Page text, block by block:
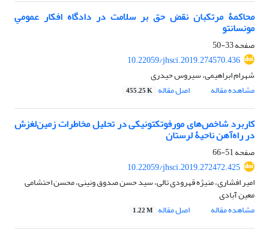
محاکمۀ مرتکبان نقض حق بر سلامت در دادگاه افکار عمومیِ
مونسانتو
صفحه33-50
10.22059/jhsci.2019.274570.436
شهرام ابراهیمی، سیروس حیدری
مشاهده مقاله
اصل مقاله 455.25 K
کاربرد شاخص‌های مورفوتکتونیکی در تحلیل مخاطرات زمین‌لغزش
در راه‌آهن ناحیۀ لرستان
صفحه51-66
10.22059/jhsci.2019.272472.425
امیر افشاری، منیژه قهرودی تالی، سید حسن صدوق ونینی، محسن احتشامی
معین آبادی
مشاهده مقاله
اصل مقاله 1.22 M